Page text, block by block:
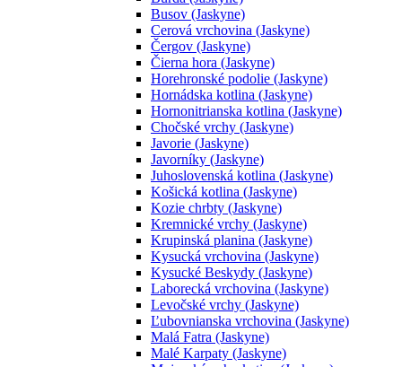
Busov (Jaskyne)
Cerová vrchovina (Jaskyne)
Čergov (Jaskyne)
Čierna hora (Jaskyne)
Horehronské podolie (Jaskyne)
Hornádska kotlina (Jaskyne)
Hornonitrianska kotlina (Jaskyne)
Chočské vrchy (Jaskyne)
Javorie (Jaskyne)
Javorníky (Jaskyne)
Juhoslovenská kotlina (Jaskyne)
Košická kotlina (Jaskyne)
Kozie chrbty (Jaskyne)
Kremnické vrchy (Jaskyne)
Krupinská planina (Jaskyne)
Kysucká vrchovina (Jaskyne)
Kysucké Beskydy (Jaskyne)
Laborecká vrchovina (Jaskyne)
Levočské vrchy (Jaskyne)
Ľubovnianska vrchovina (Jaskyne)
Malá Fatra (Jaskyne)
Malé Karpaty (Jaskyne)